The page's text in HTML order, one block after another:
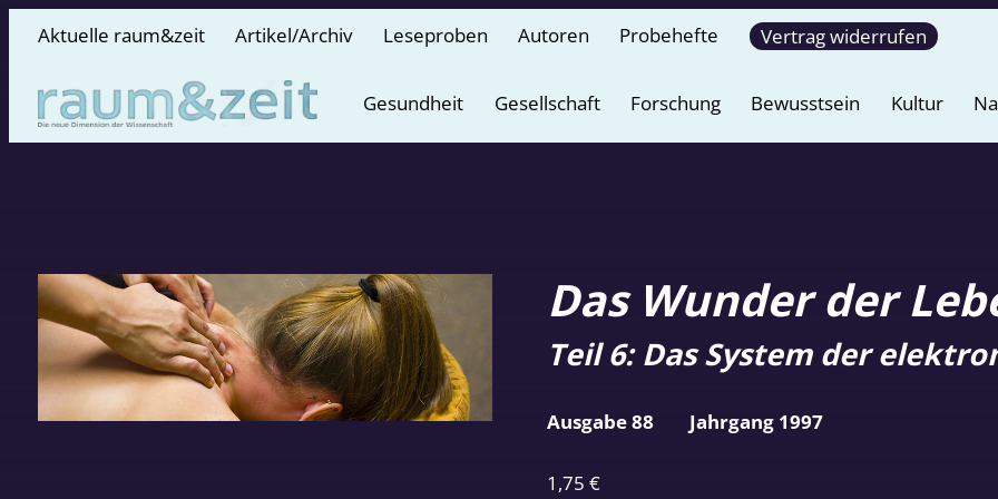
Aktuelle raum&zeit Artikel/Archiv Leseproben Autoren Probehefte Vertrag widerrufen
Gesundheit Gesellschaft Forschung Bewusstsein Kultur
Das Wunder der
1,75 €
Teil 6: Das System der
Ausgabe 88 Jahrgang 1997